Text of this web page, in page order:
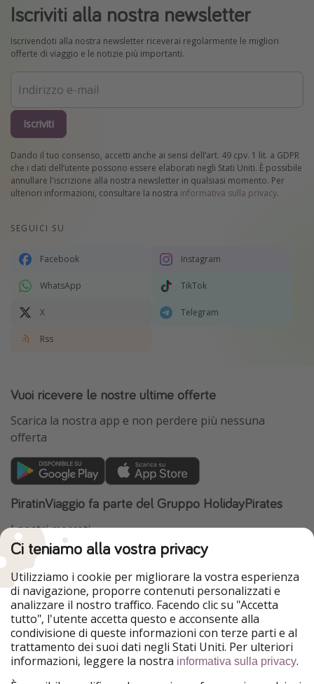
Iscriviti alla nostra newsletter
Iscrivendoti alla nostra newsletter riceverai regolarmente le migliori
offerte di viaggio e le notizie più importanti.
Iscriviti
Dando il tuo consenso, accetti anche ai sensi dell’art. 49 cpv. 1 lit. a GDPR
che i dati dell’utente possono essere elaborati negli Stati Uniti. È possibile
annullare l'iscrizione alla nostra newsletter in qualsiasi momento. Per
ulteriori informazioni, consultare la nostra informativa sulla privacy.
SEGUICI SU
Facebook Instagram
WhatsApp TikTok
X Telegram
Rss
Vuoi ricevere le nostre ultime offerte
Scarica la nostra app e non perdere più nessuna
offerta
PiratinViaggio fa parte del Gruppo HolidayPirates
I nostri mercati
HolidayPirates
VakantiePiraten
WakacyjniPiraci
Ferienpiraten
Urlaubspiraten
Urlaubspiraten
ViajerosPiratas
TravelPirates
Il nostro gruppo
HolidayPirates Group
Ci teniamo alla vostra privacy
Utilizziamo i cookie per migliorare la vostra esperienza
di navigazione, proporre contenuti personalizzati e
analizzare il nostro traffico. Facendo clic su "Accetta
tutto", l'utente accetta questo e acconsente alla
condivisione di queste informazioni con terze parti e al
trattamento dei suoi dati negli Stati Uniti. Per ulteriori
informazioni, leggere la nostra informativa sulla privacy.